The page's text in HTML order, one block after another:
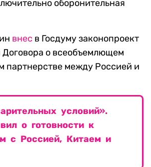
оборонительная
внес в Госдуму законопроект
о всеобъемлющем
партнерстве между Россией и
условий».
о готовности к
с Россией, Китаем и